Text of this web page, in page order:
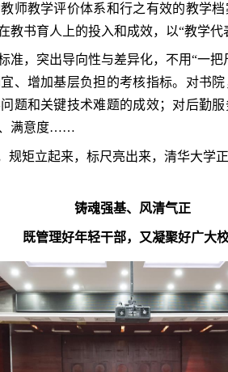
师教学评价体系和行之有效的教学
教书育人上的投入和成效，以“教学代
准，突出导向性与差异化，不用“一
、增加基层负担的考核指标。对书
题和关键技术难题的成效；对后勤
、满意度……
规矩立起来，标尺亮出来，清华大学
铸魂强基、风清气正
既管理好年轻干部，又凝聚好广大